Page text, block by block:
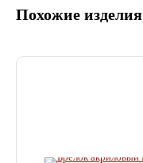
Похожие изделия